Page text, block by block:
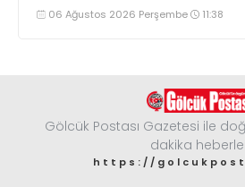
tepki gösterdi
06 Ağustos 2026 Perşembe 11:38
Gölcük Postası Gazetesi ile
dakika
https://